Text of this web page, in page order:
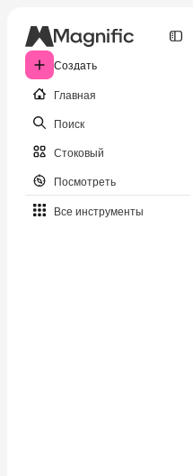
Создать
Главная
Поиск
Стоковый
Посмотреть
Все инструменты